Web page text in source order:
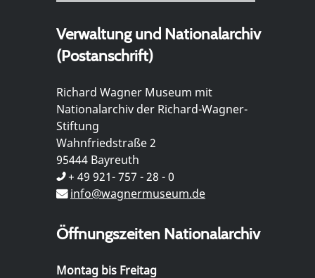
Verwaltung und Nationalarchiv
(Postanschrift)
Richard Wagner Museum mit
Nationalarchiv der Richard-Wagner-
Stiftung
Wahnfriedstraße 2
95444 Bayreuth
+ 49 921- 757 - 28 - 0
info@wagnermuseum.de
Öffnungszeiten Nationalarchiv
Montag bis Freitag